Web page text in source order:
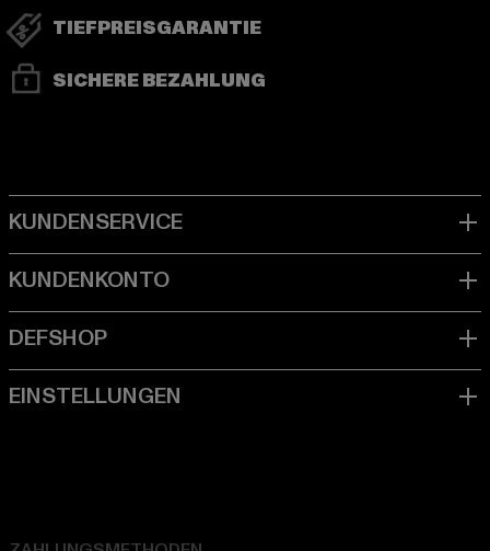
TIEFPREISGARANTIE
SICHERE BEZAHLUNG